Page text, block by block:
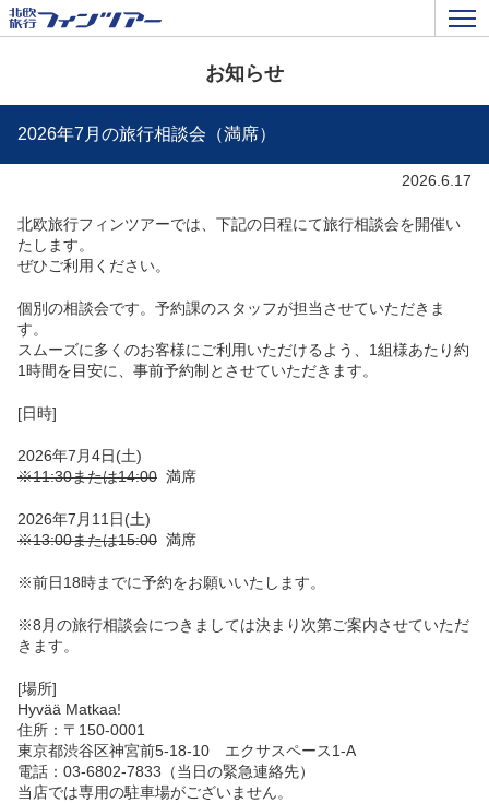
お知らせ
2026年7月の旅行相談会（満席）
2026.6.17
北欧旅行フィンツアーでは、下記の日程にて旅行相談会を開催い
たします。
ぜひご利用ください。
個別の相談会です。予約課のスタッフが担当させていただきま
す。
スムーズに多くのお客様にご利用いただけるよう、1組様あたり約
1時間を目安に、事前予約制とさせていただきます。
[日時]
2026年7月4日(土)
※11:30または14:00 満席
2026年7月11日(土)
※13:00または15:00 満席
※前日18時までに予約をお願いいたします。
※8月の旅行相談会につきましては決まり次第ご案内させていただ
きます。
[場所]
Hyvää Matkaa!
住所：〒150-0001
東京都渋谷区神宮前5-18-10 エクサスペース1-A
電話：03-6802-7833（当日の緊急連絡先）
当店では専用の駐車場がございません。